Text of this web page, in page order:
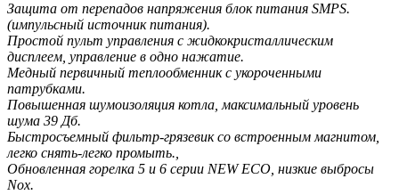
Защита от перепадов напряжения блок питания SMPS.
(импульсный источник питания).
Простой пульт управления с жидкокристаллическим
дисплеем, управление в одно нажатие.
Медный первичный теплообменник с укороченными
патрубками.
Повышенная шумоизоляция котла, максимальный уровень
шума 39 Дб.
Быстросъемный фильтр-грязевик со встроенным магнитом,
легко снять-легко промыть.,
Обновленная горелка 5 и 6 серии NEW ECO, низкие выбросы
Nox.